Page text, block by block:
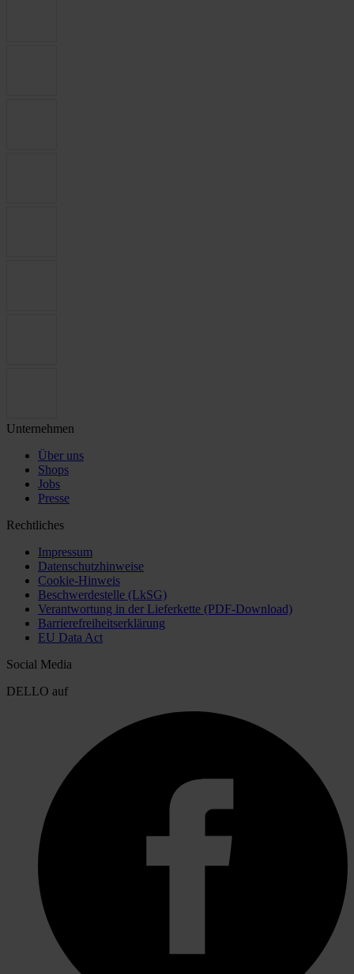
Unternehmen
Über uns
Shops
Jobs
Presse
Rechtliches
Impressum
Datenschutzhinweise
Cookie-Hinweis
Beschwerdestelle (LkSG)
Verantwortung in der Lieferkette (PDF-Download)
Barrierefreiheitserklärung
EU Data Act
Social Media
DELLO auf